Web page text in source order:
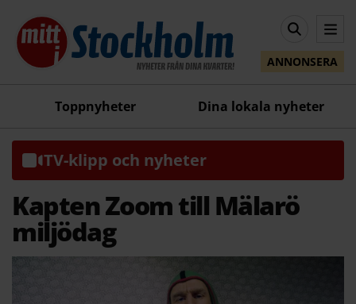
ANNONSERA
Toppnyheter Dina lokala nyheter
TV-klipp och nyheter
Kapten Zoom till Mälarö
miljödag